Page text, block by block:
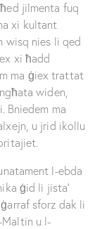
jilmenta fuq
xi kultant
wisq nies li qed
xi ħadd
ma ġiex trattat
widen,
Bniedem ma
u jrid ikollu
l-ebda
ġid li jista’
sforz dak li
u l-